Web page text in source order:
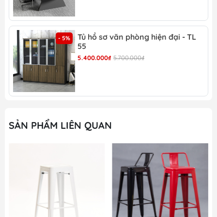
Ghế bar nhập khẩu không tựa -GB 15 chân mạ
kiểu dáng và màu sắc hợp thời
Ghế bar nhập khẩu không tựa -GB 15 có nhiều
màu sắc để bạn lựa chọn
- 5%
Tủ hồ sơ văn phòng hiện đại - TL
55
5.400.000₫ 5.700.000₫
SẢN PHẨM LIÊN QUAN